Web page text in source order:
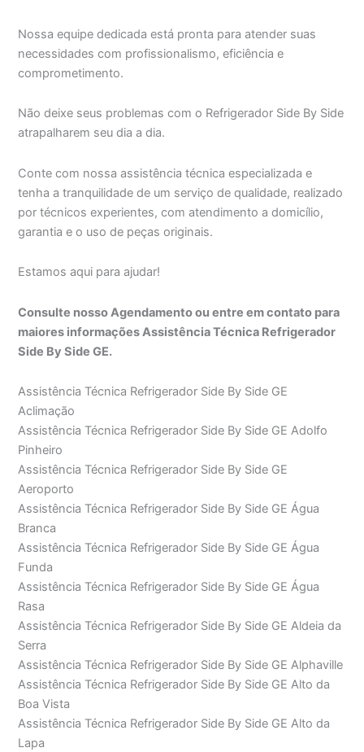
Nossa equipe dedicada está pronta para atender suas
necessidades com profissionalismo, eficiência e
comprometimento.
Não deixe seus problemas com o Refrigerador Side By Side
atrapalharem seu dia a dia.
Conte com nossa assistência técnica especializada e
tenha a tranquilidade de um serviço de qualidade, realizado
por técnicos experientes, com atendimento a domicílio,
garantia e o uso de peças originais.
Estamos aqui para ajudar!
Consulte nosso Agendamento ou entre em contato para
maiores informações Assistência Técnica Refrigerador
Side By Side GE.
Assistência Técnica Refrigerador Side By Side GE
Aclimação
Assistência Técnica Refrigerador Side By Side GE Adolfo
Pinheiro
Assistência Técnica Refrigerador Side By Side GE
Aeroporto
Assistência Técnica Refrigerador Side By Side GE Água
Branca
Assistência Técnica Refrigerador Side By Side GE Água
Funda
Assistência Técnica Refrigerador Side By Side GE Água
Rasa
Assistência Técnica Refrigerador Side By Side GE Aldeia da
Serra
Assistência Técnica Refrigerador Side By Side GE Alphaville
Assistência Técnica Refrigerador Side By Side GE Alto da
Boa Vista
Assistência Técnica Refrigerador Side By Side GE Alto da
Lapa